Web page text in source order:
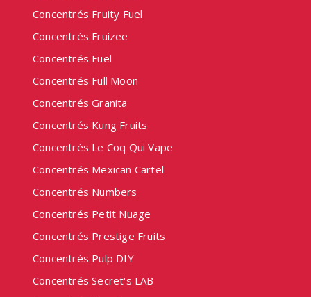
Concentrés Fruity Fuel
Concentrés Fruizee
Concentrés Fuel
Concentrés Full Moon
Concentrés Granita
Concentrés Kung Fruits
Concentrés Le Coq Qui Vape
Concentrés Mexican Cartel
Concentrés Numbers
Concentrés Petit Nuage
Concentrés Prestige Fruits
Concentrés Pulp DIY
Concentrés Secret's LAB